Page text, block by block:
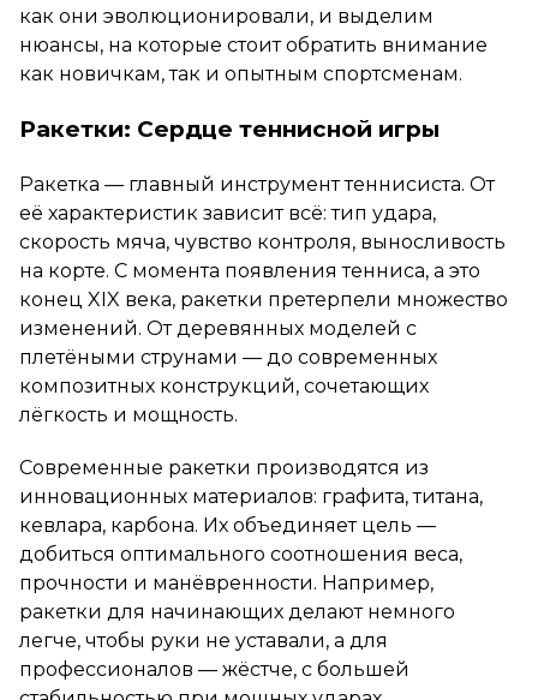
как они эволюционировали, и выделим
нюансы, на которые стоит обратить внимание
как новичкам, так и опытным спортсменам.
Ракетки: Сердце теннисной игры
Ракетка — главный инструмент теннисиста. От
её характеристик зависит всё: тип удара,
скорость мяча, чувство контроля, выносливость
на корте. С момента появления тенниса, а это
конец XIX века, ракетки претерпели множество
изменений. От деревянных моделей с
плетёными струнами — до современных
композитных конструкций, сочетающих
лёгкость и мощность.
Современные ракетки производятся из
инновационных материалов: графита, титана,
кевлара, карбона. Их объединяет цель —
добиться оптимального соотношения веса,
прочности и манёвренности. Например,
ракетки для начинающих делают немного
легче, чтобы руки не уставали, а для
профессионалов — жёстче, с большей